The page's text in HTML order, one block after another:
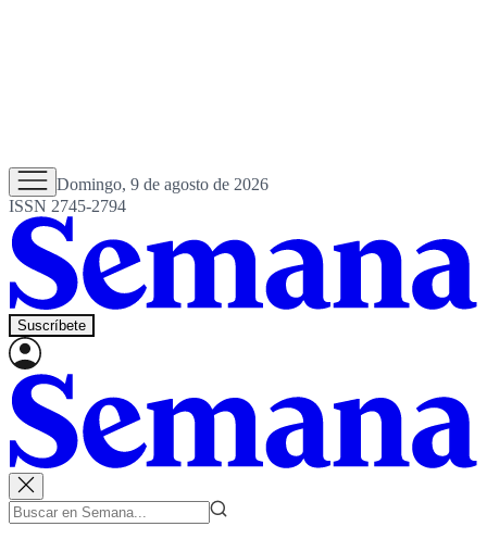
Domingo, 9 de agosto de 2026
ISSN 2745-2794
Suscríbete